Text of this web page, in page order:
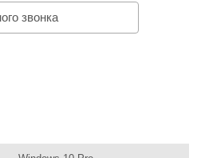
звонка